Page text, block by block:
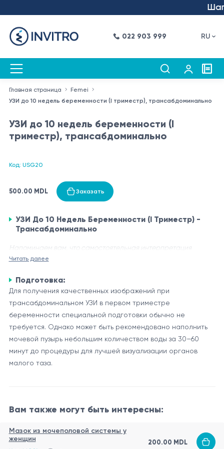
Шаг
022 903 999 RU
Главная страница
Femei
УЗИ до 10 недель беременности (I триместр), трансабдоминально
УЗИ до 10 недель беременности (I
триместр), трансабдоминально
Код: USG20
500.00 MDL Заказать
УЗИ До 10 Недель Беременности (I Триместр) -
Трансабдоминально
Напоминаем вам, что самостоятельная интерпретация
результатов недопустима, приведенная ниже информация
Ультразвуковое исследование (УЗИ) в первом триместре
беременности является важным этапом для наблюдения за
развитием плода и здоровьем матери.
Трансабдоминальное УЗИ (через переднюю брюшную
стенку) обычно проводится в период от 6 до 10 недель
беременности и позволяет получить ценную информацию
о состоянии беременности.
Цели и возможности УЗИ в первом триместре
Основными целями трансабдоминального УЗИ в первом
Определение количества плодов (одноплодная или
Оценка жизнеспособности плода и наличия
плаценты и околоплодных оболочек.
Читать далее
Подготовка:
Для получения качественных изображений при
трансабдоминальном УЗИ в первом триместре
беременности специальной подготовки обычно не
требуется. Однако может быть рекомендовано наполнить
мочевой пузырь небольшим количеством воды за 30–60
минут до процедуры для лучшей визуализации органов
малого таза.
Вам также могут быть интересны:
Мазок из мочеполовой системы у
женщин
200.00 MDL